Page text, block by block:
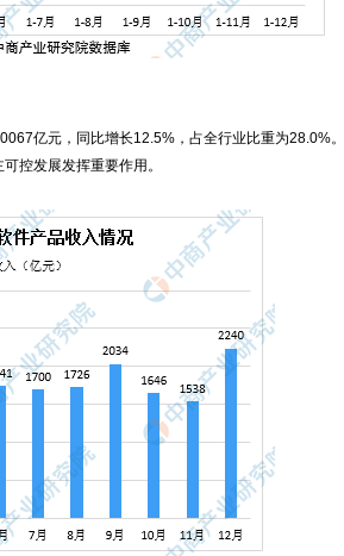
亿元，同比增长12.5%，占全行业比重为28.0%
控发展发挥重要作用。